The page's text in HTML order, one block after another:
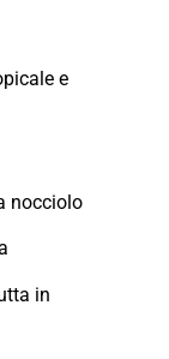
e
nocciolo
in